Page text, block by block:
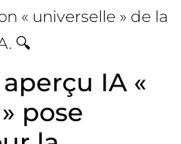
« universelle » de la
🔍
IA «
pose